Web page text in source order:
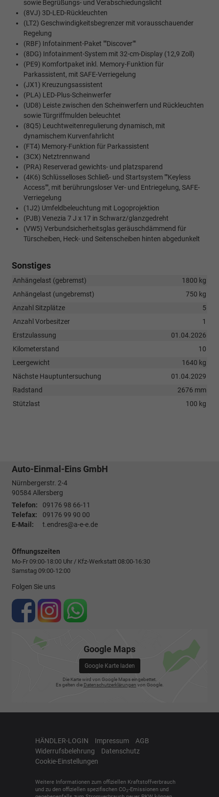
sowie Begrüßungs- und Verabschiedungslicht
(8VJ) 3D-LED-Rückleuchten
(LT2) Geschwindigkeitsbegrenzer mit vorausschauender
Regelung
(RBF) Infotainment-Paket ""Discover""
(8DG) Infotainment-System mit 32-cm-Display (12,9 Zoll)
(PE9) Komfortpaket inkl. Memory-Funktion für
Parkassistent, mit SAFE-Verriegelung
(JX1) Kreuzungsassistent
(PLA) LED-Plus-Scheinwerfer
(UD8) Leiste zwischen den Scheinwerfern und Rückleuchten
sowie Türgriffmulden beleuchtet
(8Q5) Leuchtweitenregulierung dynamisch, mit
dynamischem Kurvenfahrlicht
(FT4) Memory-Funktion für Parkassistent
(3CX) Netztrennwand
(PRA) Reserverad gewichts- und platzsparend
(4K6) Schlüsselloses Schließ- und Startsystem ""Keyless
Access"", mit berührungsloser Ver- und Entriegelung, SAFE-
Verriegelung
(1J2) Umfeldbeleuchtung mit Logoprojektion
(PJB) Venezia 7 J x 17 in Schwarz/glanzgedreht
(VW5) Verbundsicherheitsglas geräuschdämmend für
Türscheiben, Heck- und Seitenscheiben hinten abgedunkelt
Sonstiges
Anhängelast (gebremst)
1800 kg
Anhängelast (ungebremst)
750 kg
Anzahl Sitzplätze
5
Anzahl Vorbesitzer
1
Erstzulassung
01.04.2026
Kilometerstand
10
Leergewicht
1640 kg
Nächste Hauptuntersuchung
01.04.2029
Radstand
2676 mm
Stützlast
100 kg
Auto-Einmal-Eins GmbH
Nürnbergerstr. 2-4
90584Allersberg
Telefon:
09176 98 66-11
Telefax:
09176 99 90 00
E-Mail:
t.endres@a-e-e.de
Öffnungszeiten
Mo-Fr 09:00-18:00 Uhr / Kfz-Werkstatt 08:00-16:30
Samstag 09:00-12:00
Folgen Sie uns
Google Maps
Google Karte laden
Die Karte wird von Google Maps eingebettet.
Es gelten die Datenschutzerklärungen von Google.
HÄNDLER-LOGIN Impressum
AGB
Widerrufsbelehrung
Datenschutz
Cookie-Einstellungen
Weitere Informationen zum offiziellen Kraftstoffverbrauch
und zu den offiziellen spezifischen CO2-Emissionen und